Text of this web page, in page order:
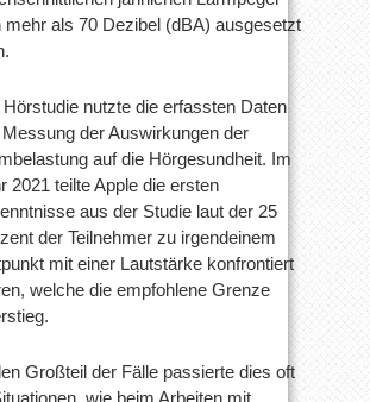
mehr als 70 Dezibel (dBA) ausgesetzt
Hörstudie nutzte die erfassten Daten
der Auswirkungen der
auf die Hörgesundheit. Im
2021 teilte Apple die ersten
aus der Studie laut der 25
der Teilnehmer zu irgendeinem
mit einer Lautstärke konfrontiert
welche die empfohlene Grenze
Großteil der Fälle passierte dies oft
wie beim Arbeiten mit